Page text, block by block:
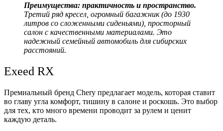
Преимущества: практичность и пространство.
Третий ряд кресел, огромный багажник (до 1930
литров со сложенными сиденьями), просторный
салон с качественными материалами. Это
надежный семейный автомобиль для сибирских
расстояний.
Exeed RX
Премиальный бренд Chery предлагает модель, которая ставит
во главу угла комфорт, тишину в салоне и роскошь. Это выбор
для тех, кто много времени проводит за рулем и ценит
каждую деталь.